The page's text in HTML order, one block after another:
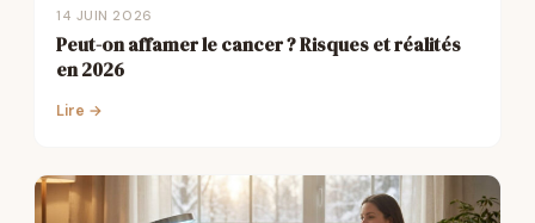
14 JUIN 2026
Peut-on affamer le cancer ? Risques et réalités
en 2026
Lire →